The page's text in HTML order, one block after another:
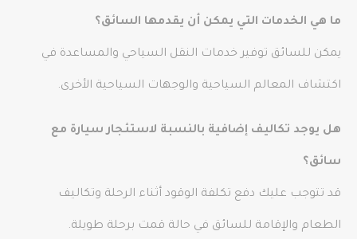
ما هي الخدمات التي يمكن أن يقدمها السائق؟
يمكن للسائق توفير خدمات النقل السياحي والمساعدة في
اكتشاف المعالم السياحية والوجهات السياحية الأخرى.
هل يوجد تكاليف إضافية بالنسبة لاستئجار سيارة مع
سائق؟
قد تتوجب عليك دفع تكلفة الوقود أثناء الرحلة وتكاليف
الطعام والإقامة للسائق في حالة قمت برحلة طويلة.